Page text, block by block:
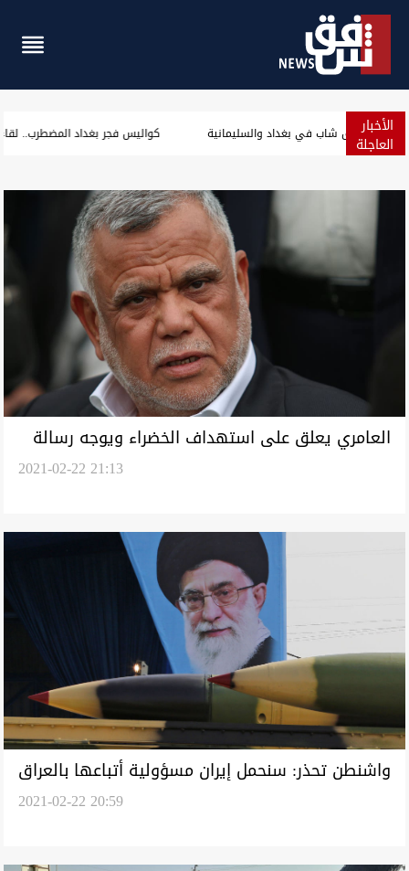
الأخبار
العاجلة الإطاحة بـ"أصحاب سوابق" وثلاثة متهمين بغرق شاب في بغداد
العامري يعلق على استهداف الخضراء ويوجه رسالة
2021-02-22 21:13
واشنطن تحذر: سنحمل إيران مسؤولية أتباعها بالعراق
2021-02-22 20:59